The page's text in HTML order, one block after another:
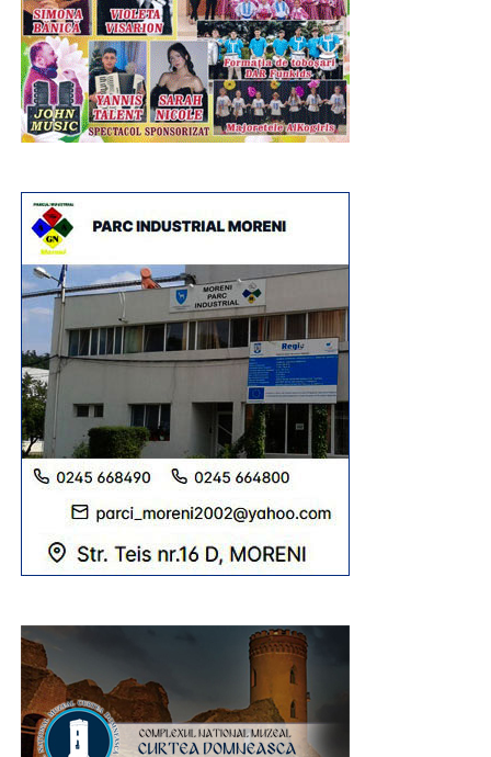
Maratonul de sărbătoare s-a consumat în parcul de
recreere din inima comunei, loc cu rădăcini adânci în
tradiția muncitorească a localității. Tot în luna august, dar
în 2013, administrația publică locală și primarul de atunci
și de acum, Constantin Stroe, au inaugurat, pe
la fosta exploatare minieră, această zonă de odihnă și
promenadă, amenajată cu alei, bănci, spații de joacă
pentru copii, teren de sport și foișoare. Și, ca într-un târg
unde diversitatea este regină, pentru a fi toată lumea
mulțumită, și la Șotânga erau întinse, de-a lungul aleilor
de la intrare în parc, tarabe cu tot soiul de produse
tradiționale, dulciuri, jucării etc. Se vindeau bere și
limonadă, iar micii erau la loc de cinste, nelipsiți la astfel
de sărbători.